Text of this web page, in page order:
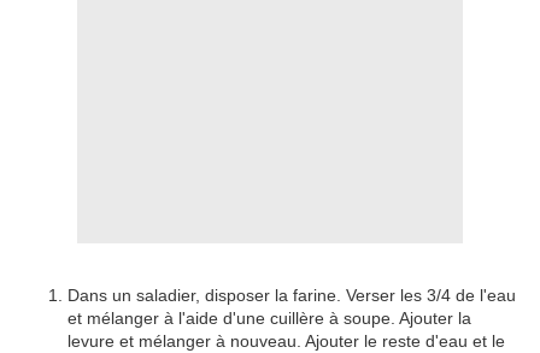
Dans un saladier, disposer la farine. Verser les 3/4 de l'eau
et mélanger à l'aide d'une cuillère à soupe. Ajouter la
levure et mélanger à nouveau. Ajouter le reste d'eau et le